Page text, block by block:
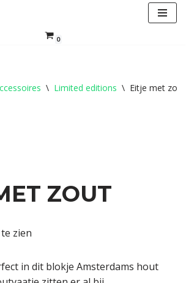
0
\ Limited editions \ Eitje met zout
ZOUT
zien
in dit blokje Amsterdams hout